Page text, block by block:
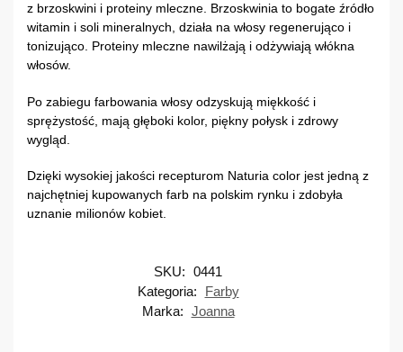
z brzoskwini i proteiny mleczne. Brzoskwinia to bogate źródło
witamin i soli mineralnych, działa na włosy regenerująco i
tonizująco. Proteiny mleczne nawilżają i odżywiają włókna
włosów.
Po zabiegu farbowania włosy odzyskują miękkość i
sprężystość, mają głęboki kolor, piękny połysk i zdrowy
wygląd.
Dzięki wysokiej jakości recepturom Naturia color jest jedną z
najchętniej kupowanych farb na polskim rynku i zdobyła
uznanie milionów kobiet.
SKU: 0441
Kategoria:
Farby
Marka: Joanna